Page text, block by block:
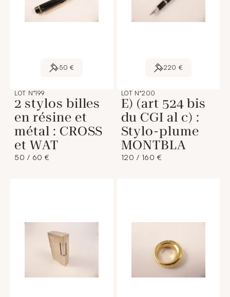
50 €
LOT N°199
2 stylos billes
en résine et
métal : CROSS
et WAT
50 / 60 €
220 €
LOT N°200
E) (art 524 bis
du CGI al c) :
Stylo-plume
MONTBLA
120 / 160 €